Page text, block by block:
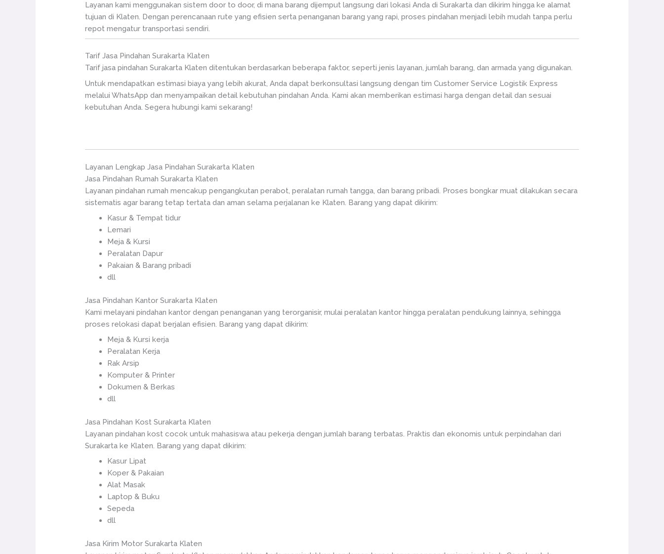
Layanan kami menggunakan sistem door to door, di mana barang dijemput langsung dari lokasi Anda di Surakarta dan dikirim hingga ke alamat
tujuan di Klaten. Dengan perencanaan rute yang efisien serta penanganan barang yang rapi, proses pindahan menjadi lebih mudah tanpa perlu
repot mengatur transportasi sendiri.
Tarif Jasa Pindahan Surakarta Klaten
Tarif jasa pindahan Surakarta Klaten ditentukan berdasarkan beberapa faktor, seperti jenis layanan, jumlah barang, dan armada yang digunakan.
Untuk mendapatkan estimasi biaya yang lebih akurat, Anda dapat berkonsultasi langsung dengan tim Customer Service Logistik Express
melalui WhatsApp dan menyampaikan detail kebutuhan pindahan Anda. Kami akan memberikan estimasi harga dengan detail dan sesuai
kebutuhan Anda. Segera hubungi kami sekarang!
Layanan Lengkap Jasa Pindahan Surakarta Klaten
Jasa Pindahan Rumah Surakarta Klaten
Layanan pindahan rumah mencakup pengangkutan perabot, peralatan rumah tangga, dan barang pribadi. Proses bongkar muat dilakukan secara
sistematis agar barang tetap tertata dan aman selama perjalanan ke Klaten. Barang yang dapat dikirim:
Kasur & Tempat tidur
Lemari
Meja & Kursi
Peralatan Dapur
Pakaian & Barang pribadi
dll
Jasa Pindahan Kantor Surakarta Klaten
Kami melayani pindahan kantor dengan penanganan yang terorganisir, mulai peralatan kantor hingga peralatan pendukung lainnya, sehingga
proses relokasi dapat berjalan efisien. Barang yang dapat dikirim:
Meja & Kursi kerja
Peralatan Kerja
Rak Arsip
Komputer & Printer
Dokumen & Berkas
dll
Jasa Pindahan Kost Surakarta Klaten
Layanan pindahan kost cocok untuk mahasiswa atau pekerja dengan jumlah barang terbatas. Praktis dan ekonomis untuk perpindahan dari
Surakarta ke Klaten. Barang yang dapat dikirim:
Kasur Lipat
Koper & Pakaian
Alat Masak
Laptop & Buku
Sepeda
dll
Jasa Kirim Motor Surakarta Klaten